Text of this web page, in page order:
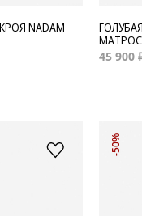
NADAM
45 900
-50%